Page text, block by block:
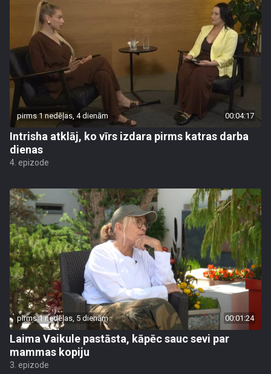
pirms 1 nedēļas, 4 dienām 00:04:17
Intrisha atklāj, ko vīrs izdara pirms katras darba
dienas
4. epizode
pirms 1 nedēļas, 5 dienām 00:01:24
Laima Vaikule pastāsta, kāpēc sauc sevi par
mammas kopiju
3. epizode